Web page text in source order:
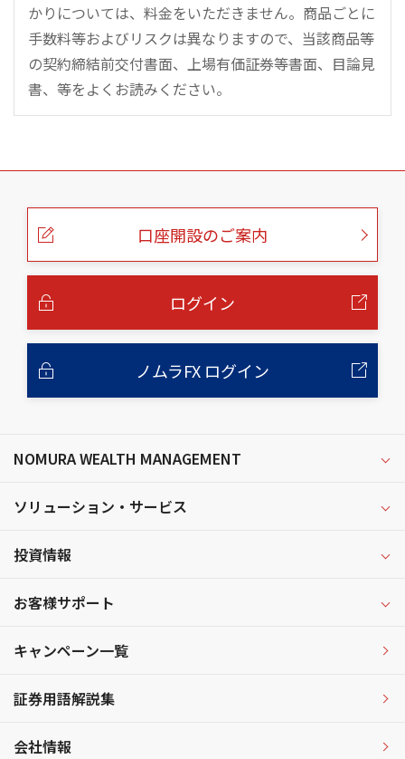
かりについては、料金をいただきません。商品ごとに
手数料等およびリスクは異なりますので、当該商品等
の契約締結前交付書面、上場有価証券等書面、目論見
書、等をよくお読みください。
こ
口座開設のご案内
ログイン
ノムラFX ログイン
NOMURA WEALTH MANAGEMENT
ソリューション・サービス
投資情報
お客様サポート
キャンペーン一覧
証券用語解説集
会社情報